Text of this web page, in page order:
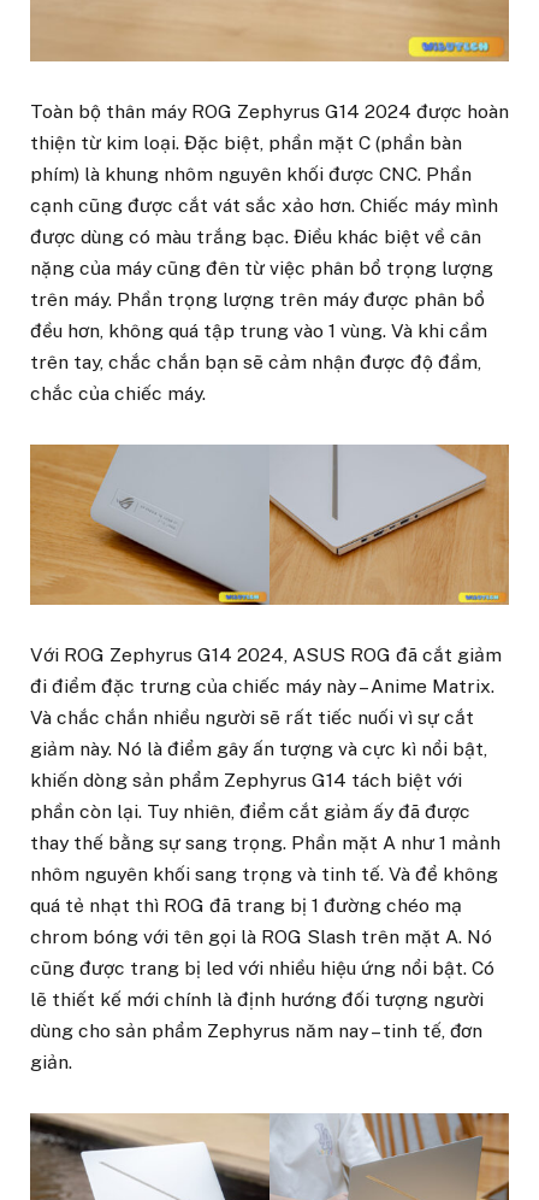
Toàn bộ thân máy ROG Zephyrus G14 2024 được hoàn
thiện từ kim loại. Đặc biệt, phần mặt C (phần bàn
phím) là khung nhôm nguyên khối được CNC. Phần
cạnh cũng được cắt vát sắc xảo hơn. Chiếc máy mình
được dùng có màu trắng bạc. Điều khác biệt về cân
nặng của máy cũng đên từ việc phân bổ trọng lượng
trên máy. Phần trọng lượng trên máy được phân bổ
đều hơn, không quá tập trung vào 1 vùng. Và khi cầm
trên tay, chắc chắn bạn sẽ cảm nhận được độ đầm,
chắc của chiếc máy.
Với ROG Zephyrus G14 2024, ASUS ROG đã cắt giảm
đi điểm đặc trưng của chiếc máy này – Anime Matrix.
Và chắc chắn nhiều người sẽ rất tiếc nuối vì sự cắt
giảm này. Nó là điểm gây ấn tượng và cực kì nổi bật,
khiến dòng sản phẩm Zephyrus G14 tách biệt với
phần còn lại. Tuy nhiên, điểm cắt giảm ấy đã được
thay thế bằng sự sang trọng. Phần mặt A như 1 mảnh
nhôm nguyên khối sang trọng và tinh tế. Và để không
quá tẻ nhạt thì ROG đã trang bị 1 đường chéo mạ
chrom bóng với tên gọi là ROG Slash trên mặt A. Nó
cũng được trang bị led với nhiều hiệu ứng nổi bật. Có
lẽ thiết kế mới chính là định hướng đối tượng người
dùng cho sản phẩm Zephyrus năm nay – tinh tế, đơn
giản.